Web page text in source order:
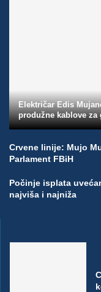
Električar Edis
produžne kablove
Crvene linije: Mujo
Parlament FBiH
Počinje isplata
najviša i najniža